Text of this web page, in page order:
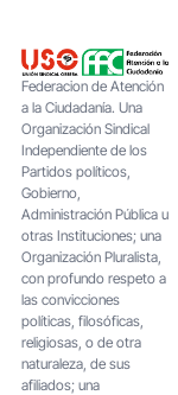
Federacion de Atención
a la Ciudadanía. Una
Organización Sindical
Independiente de los
Partidos políticos,
Gobierno,
Administración Pública u
otras Instituciones; una
Organización Pluralista,
con profundo respeto a
las convicciones
políticas, filosóficas,
religiosas, o de otra
naturaleza, de sus
afiliados; una